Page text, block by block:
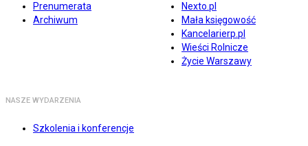
Prenumerata
Archiwum
Nexto.pl
Mała księgowość
Kancelarierp.pl
Wieści Rolnicze
Życie Warszawy
NASZE WYDARZENIA
Szkolenia i konferencje